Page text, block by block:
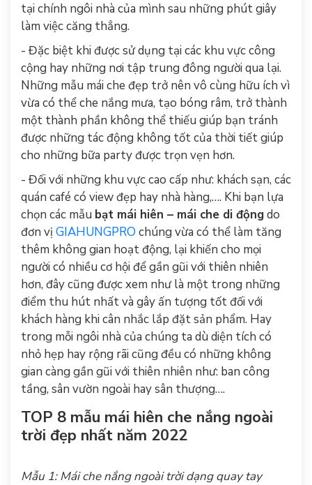
tại chính ngôi nhà của mình sau những phút giây
làm việc căng thẳng.
- Đặc biệt khi được sử dụng tại các khu vực công
cộng hay những nơi tập trung đông người qua lại.
Những mẫu mái che đẹp trở nên vô cùng hữu ích vì
vừa có thể che nắng mưa, tạo bóng râm, trở thành
một thành phần không thể thiếu giúp bạn tránh
được những tác động không tốt của thời tiết giúp
cho những bữa party được trọn vẹn hơn.
- Đối với những khu vực cao cấp như: khách sạn, các
quán café có view đẹp hay nhà hàng,…. Khi bạn lựa
chọn các mẫu bạt mái hiên – mái che di độngdo
đơn vị GIAHUNGPRO chúng vừa có thể làm tăng
thêm không gian hoạt động, lại khiến cho mọi
người có nhiều cơ hội để gần gũi với thiên nhiên
hơn, đây cũng được xem như là một trong những
điểm thu hút nhất và gây ấn tượng tốt đối với
khách hàng khi cân nhắc lắp đặt sản phẩm. Hay
trong mỗi ngôi nhà của chúng ta dù diện tích có
nhỏ hẹp hay rộng rãi cũng đều có những không
gian càng gần gũi với thiên nhiên như: ban công
tầng, sân vườn ngoài hay sân thượng….
TOP 8 mẫu mái hiên che nắng ngoài
trời đẹp nhất năm 2022
Mẫu 1: Mái che nắng ngoài trời dạng quay tay